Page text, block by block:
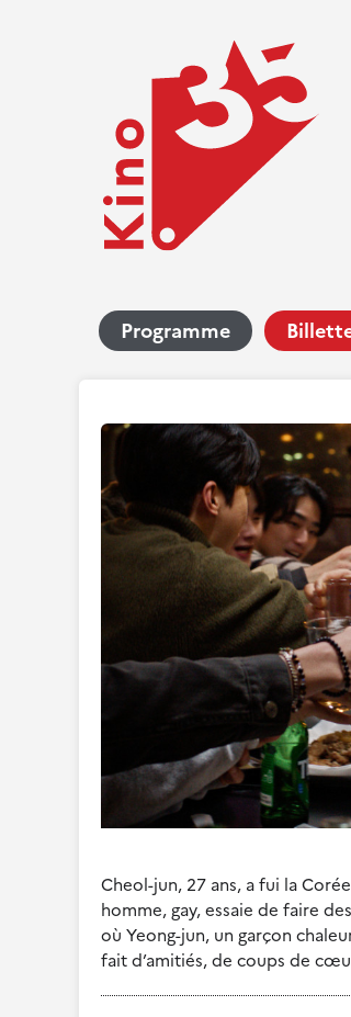
Programme
Cheol-jun, 27 ans, a fui la
homme, gay, essaie de faire
où Yeong-jun, un garçon
fait d’amitiés, de coups de